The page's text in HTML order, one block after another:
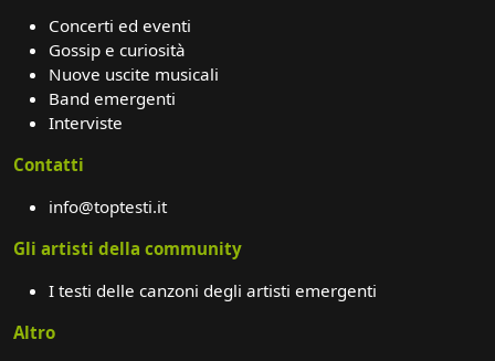
Concerti ed eventi
Gossip e curiosità
Nuove uscite musicali
Band emergenti
Interviste
Contatti
info@toptesti.it
Gli artisti della community
I testi delle canzoni degli artisti emergenti
Altro